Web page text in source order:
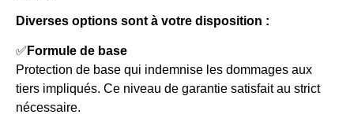
Diverses options sont à votre disposition :
✅ Formule de base
Protection de base qui indemnise les dommages aux
tiers impliqués. Ce niveau de garantie satisfait au strict
nécessaire.